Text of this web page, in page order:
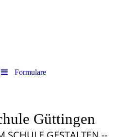
Formulare
Güttingen